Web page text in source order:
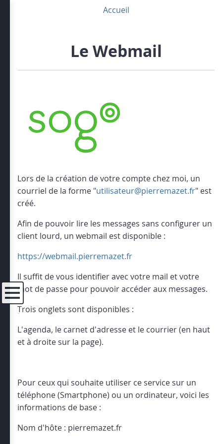
Accueil
Le Webmail
Lors de la création de votre compte chez moi, un
courriel de la forme "utilisateur@pierremazet.fr" est
créé.
Afin de pouvoir lire les messages sans configurer un
client lourd, un webmail est disponible :
https://webmail.pierremazet.fr
Il suffit de vous identifier avec votre mail et votre
mot de passe pour pouvoir accéder aux messages.
Trois onglets sont disponibles :
L'agenda, le carnet d'adresse et le courrier (en haut
et à droite sur la page).
Pour ceux qui souhaite utiliser ce service sur un
téléphone (Smartphone) ou un ordinateur, voici les
informations de base :
Nom d'hôte : pierremazet.fr